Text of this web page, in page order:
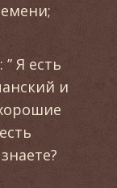
Я есть
и